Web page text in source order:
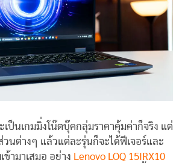
เป็นเกมมิ่งโน๊ตบุ๊คกลุ่มราคาคุ้มค่าก็จริง แต่
วนต่างๆ แล้วแต่ละรุ่นก็จะได้ฟีเจอร์และ
ข้ามาเสมอ อย่าง Lenovo LOQ 15IRX10